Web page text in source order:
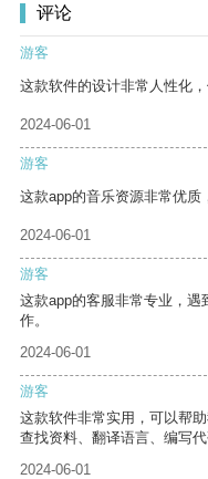
评论
游客
这款软件的设计非常人性化，
2024-06-01
游客
这款app的音乐资源非常优质
2024-06-01
游客
这款app的客服非常专业，
作。
2024-06-01
游客
这款软件非常实用，可以帮
查找资料、翻译语言、编写代
2024-06-01